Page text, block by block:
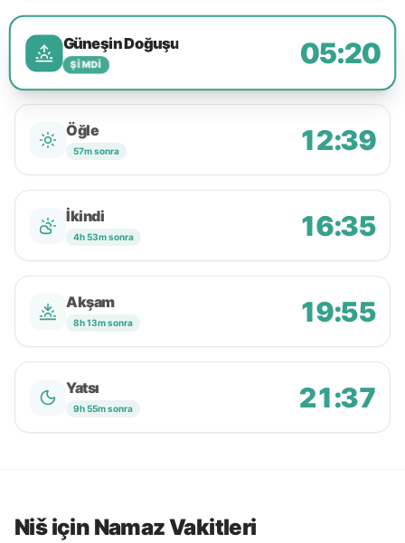
Güneşin Doğuşu
ŞIMDI 05:20
Öğle
57m sonra 12:39
İkindi
4h 53m sonra 16:35
Akşam
8h 13m sonra 19:55
Yatsı
9h 55m sonra 21:37
Niš için Namaz Vakitleri